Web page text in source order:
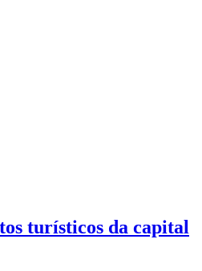
turísticos da capital